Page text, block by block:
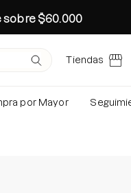
sobre $60.000
de búsqueda
Envíe su solicitud
Búsquedas
Tiendas
por Mayor